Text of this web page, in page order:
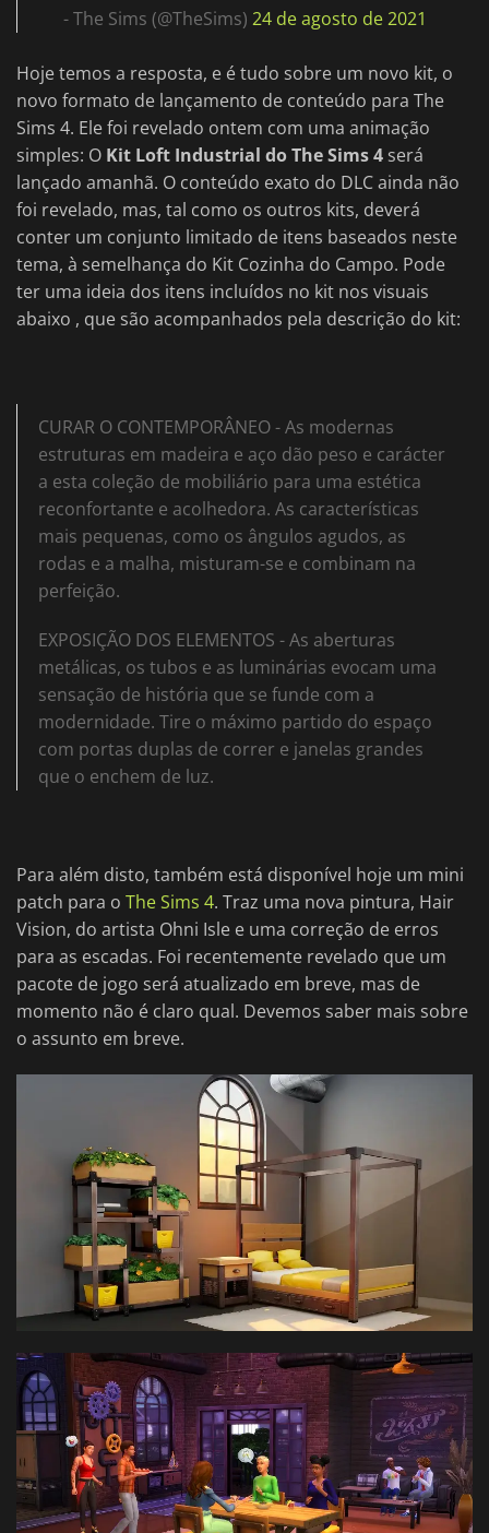
- The Sims (@TheSims) 24 de agosto de 2021
Hoje temos a resposta, e é tudo sobre um novo kit, o
novo formato de lançamento de conteúdo para The
Sims 4. Ele foi revelado ontem com uma animação
simples: O Kit Loft Industrial do The Sims 4 será
lançado amanhã. O conteúdo exato do DLC ainda não
foi revelado, mas, tal como os outros kits, deverá
conter um conjunto limitado de itens baseados neste
tema, à semelhança do Kit Cozinha do Campo. Pode
ter uma ideia dos itens incluídos no kit nos visuais
abaixo , que são acompanhados pela descrição do kit:
CURAR O CONTEMPORÂNEO - As modernas
estruturas em madeira e aço dão peso e carácter
a esta coleção de mobiliário para uma estética
reconfortante e acolhedora. As características
mais pequenas, como os ângulos agudos, as
rodas e a malha, misturam-se e combinam na
perfeição.
EXPOSIÇÃO DOS ELEMENTOS - As aberturas
metálicas, os tubos e as luminárias evocam uma
sensação de história que se funde com a
modernidade. Tire o máximo partido do espaço
com portas duplas de correr e janelas grandes
que o enchem de luz.
Para além disto, também está disponível hoje um mini
patch para o The Sims 4. Traz uma nova pintura, Hair
Vision, do artista Ohni Isle e uma correção de erros
para as escadas. Foi recentemente revelado que um
pacote de jogo será atualizado em breve, mas de
momento não é claro qual. Devemos saber mais sobre
o assunto em breve.